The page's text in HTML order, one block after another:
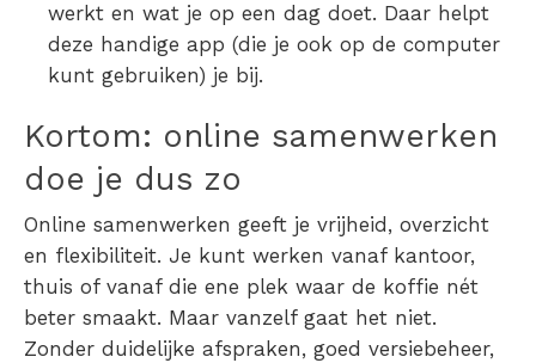
werkt en wat je op een dag doet. Daar helpt
deze handige app (die je ook op de computer
kunt gebruiken) je bij.
Kortom: online samenwerken
doe je dus zo
Online samenwerken geeft je vrijheid, overzicht
en flexibiliteit. Je kunt werken vanaf kantoor,
thuis of vanaf die ene plek waar de koffie nét
beter smaakt. Maar vanzelf gaat het niet.
Zonder duidelijke afspraken, goed versiebeheer,